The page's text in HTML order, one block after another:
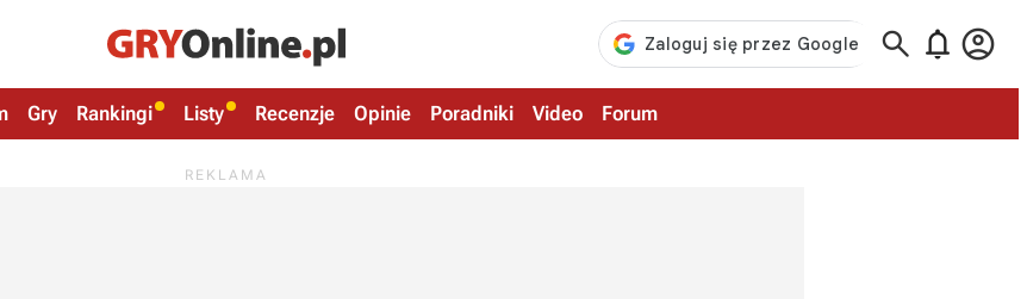
  
Gry Rankingi Listy Recenzje Opinie Poradniki Video Forum